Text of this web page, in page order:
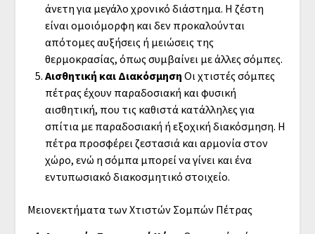
άνετη για μεγάλο χρονικό διάστημα. Η ζέστη
είναι ομοιόμορφη και δεν προκαλούνται
απότομες αυξήσεις ή μειώσεις της
θερμοκρασίας, όπως συμβαίνει με άλλες σόμπες.
Αισθητική και Διακόσμηση Οι χτιστές σόμπες
πέτρας έχουν παραδοσιακή και φυσική
αισθητική, που τις καθιστά κατάλληλες για
σπίτια με παραδοσιακή ή εξοχική διακόσμηση. Η
πέτρα προσφέρει ζεστασιά και αρμονία στον
χώρο, ενώ η σόμπα μπορεί να γίνει και ένα
εντυπωσιακό διακοσμητικό στοιχείο.
Μειονεκτήματα των Χτιστών Σομπών Πέτρας